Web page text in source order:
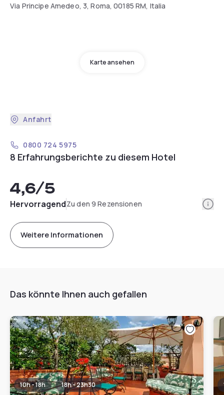
Via Principe Amedeo, 3, Roma, 00185 RM, Italia
Karte ansehen
Anfahrt
0800 724 5975
8 Erfahrungsberichte zu diesem Hotel
4,6/5
HervorragendZu den 9 Rezensionen
Weitere Informationen
Das könnte Ihnen auch gefallen
10h - 18h 18h - 23h30